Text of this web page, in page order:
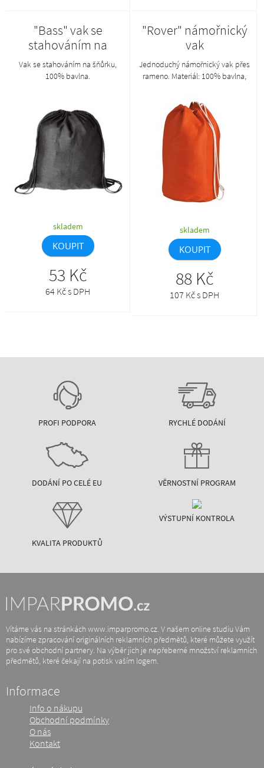
"Bass" vak se
stahováním na
šňůrku
Vak se stahováním na šňůrku,
100% bavlna.
skladem
KOUPIT
53 Kč
64 Kč s DPH
"Rover" námořnický
vak
Jednoduchý námořnický vak přes
rameno. Materiál: 100% bavlna,
skladem
KOUPIT
88 Kč
107 Kč s DPH
PROFI PODPORA RYCHLÉ DODÁNÍ
DODÁNÍ PO CELÉ EU VĚRNOSTNÍ PROGRAM
KVALITA PRODUKTŮ
VÝSTUPNÍ KONTROLA
Vítáme vás na stránkách www.imparpromo.cz. V našem online studiu Vám
nabízíme zpracování originálních reklamních předmětů, které můžete využít
pro své obchodní partnery. Na výběr jich je nepřeberné množství reklamních
předmětů, které čekají na potisk vaším logem.
Informace
Info o nákupu
Obchodní podmínky
O nás
Kontakt